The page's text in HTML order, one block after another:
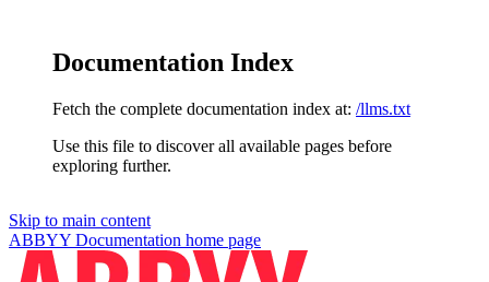
Documentation Index
Fetch the complete documentation index at: /llms.txt
Use this file to discover all available pages before
exploring further.
Skip to main content
ABBYY Documentation home page